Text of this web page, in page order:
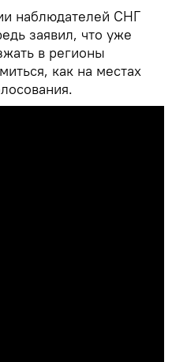
наблюдателей СНГ
заявил, что уже
в регионы
как на местах